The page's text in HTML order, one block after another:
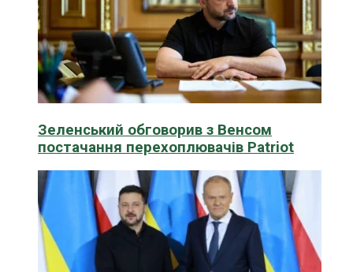
Зеленський обговорив з Венсом
постачання перехоплювачів Patriot